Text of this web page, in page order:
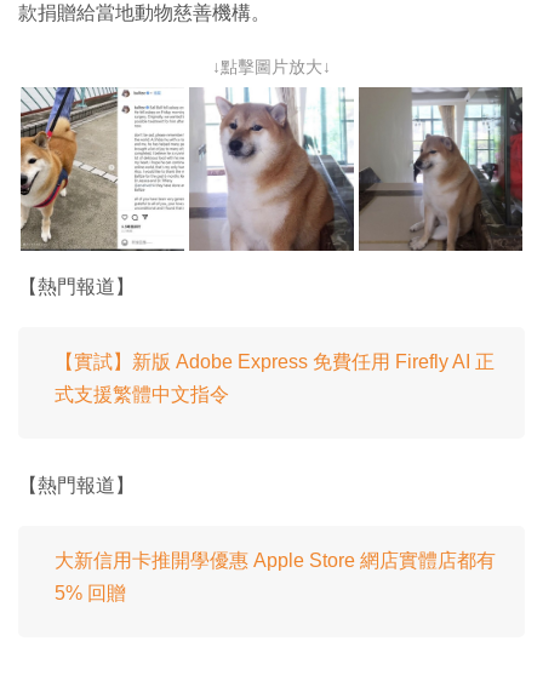
款捐贈給當地動物慈善機構。
↓點擊圖片放大↓
【熱門報道】
【實試】新版 Adob​​e Express 免費任用 Firefly AI 正
式支援繁體中文指令
【熱門報道】
大新信用卡推開學優惠 Apple Store 網店實體店都有
5% 回贈